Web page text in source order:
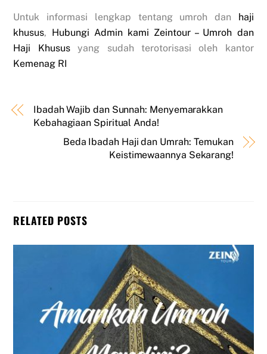
Untuk informasi lengkap tentang umroh dan haji
khusus, Hubungi Admin kami Zeintour – Umroh dan
Haji Khususyang sudah terotorisasi oleh kantor
Kemenag RI
Ibadah Wajib dan Sunnah: Menyemarakkan
Kebahagiaan Spiritual Anda!
Beda Ibadah Haji dan Umrah: Temukan
Keistimewaannya Sekarang!
RELATED POSTS